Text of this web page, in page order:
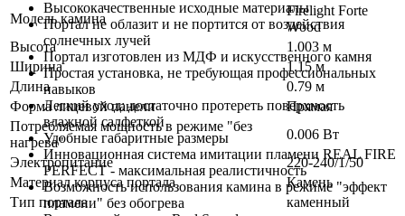
Высококачественные исходные материалы
Портал не облазит и не портится от воздействия
солнечных лучей
Портал изготовлен из МДФ и искусственного камня
Простая установка, не требующая профессиональных
навыков
Легкий уход: достаточно протереть поверхность
влажной салфеткой
Удобные габаритные размеры
Инновационная система имитации пламени REAL FIRE
PERFECT - максимальная реалистичность
Возможность использования камина в режиме "эффект
пламени" без обогрева
Модель камина
Firelight Forte
Wood
Высота
1.003 м
Ширина
1.15 м
Длина
0.79 м
Форма лицевой панели
Прямая
Потребляемая мощность в режиме "без
нагрева"
0.006 Вт
Электропитание
220-240/1/50
Материал корпуса портала
Камень
Тип портала
каменный